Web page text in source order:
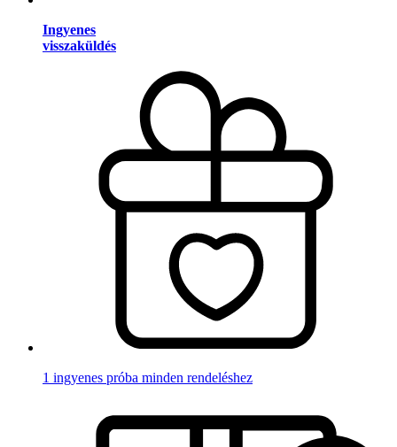
Ingyenes
visszaküldés
1 ingyenes próba minden rendeléshez